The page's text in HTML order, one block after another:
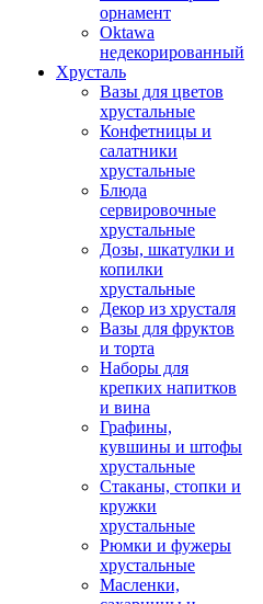
орнамент
Oktawa
недекорированный
Хрусталь
Вазы для цветов
хрустальные
Конфетницы и
салатники
хрустальные
Блюда
сервировочные
хрустальные
Дозы, шкатулки и
копилки
хрустальные
Декор из хрусталя
Вазы для фруктов
и торта
Наборы для
крепких напитков
и вина
Графины,
кувшины и штофы
хрустальные
Стаканы, стопки и
кружки
хрустальные
Рюмки и фужеры
хрустальные
Масленки,